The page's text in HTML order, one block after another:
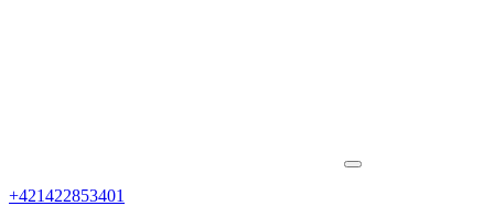
+421422853401